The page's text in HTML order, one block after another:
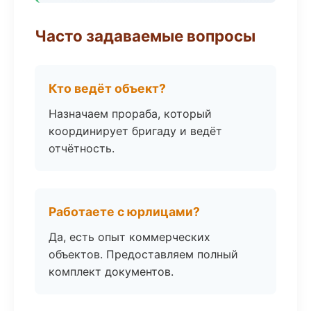
Часто задаваемые вопросы
Кто ведёт объект?
Назначаем прораба, который
координирует бригаду и ведёт
отчётность.
Работаете с юрлицами?
Да, есть опыт коммерческих
объектов. Предоставляем полный
комплект документов.